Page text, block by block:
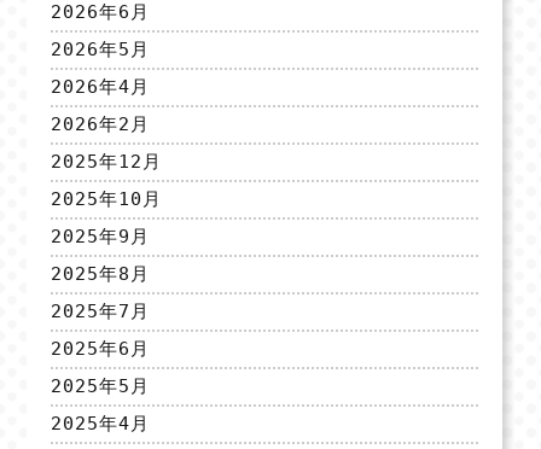
2026年6月
2026年5月
2026年4月
2026年2月
2025年12月
2025年10月
2025年9月
2025年8月
2025年7月
2025年6月
2025年5月
2025年4月